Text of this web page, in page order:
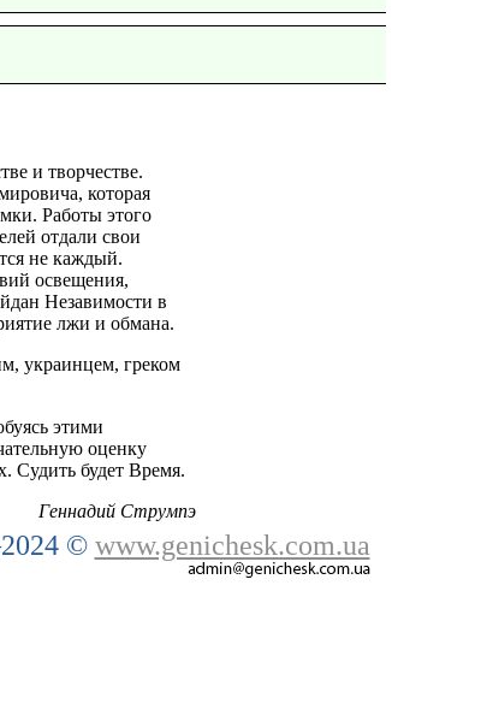
и творчестве.
которая
Работы этого
отдали свои
не каждый.
освещения,
Незавимости в
лжи и обмана.
украинцем, греком
этими
оценку
Судить будет Время.
Геннадий Струмпэ
© www.genichesk.com.ua